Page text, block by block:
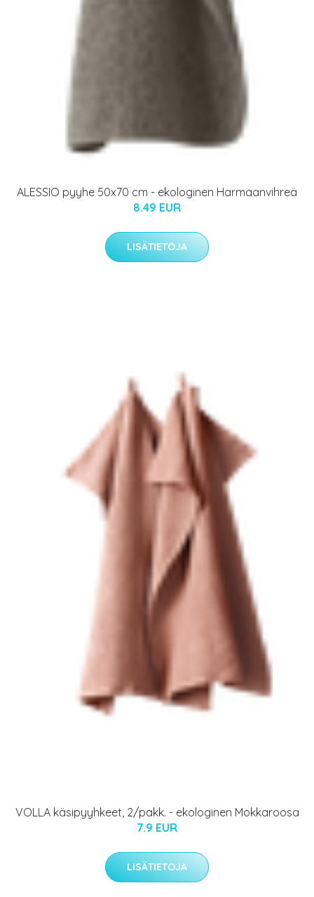
ALESSIO pyyhe 50x70 cm - ekologinen Harmaanvihreä
8.49 EUR
LISÄTIETOJA
VOLLA käsipyyhkeet, 2/pakk. - ekologinen Mokkaroosa
7.9 EUR
LISÄTIETOJA